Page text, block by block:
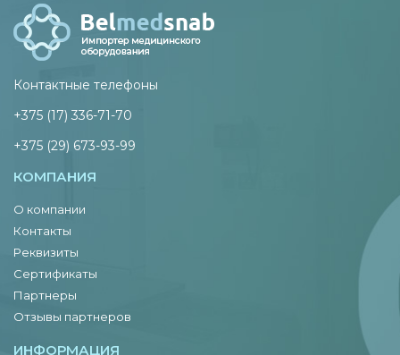
Контактные телефоны
+375 (17) 336-71-70
+375 (29) 673-93-99
КОМПАНИЯ
О компании
Контакты
Реквизиты
Сертификаты
Партнеры
Отзывы партнеров
ИНФОРМАЦИЯ